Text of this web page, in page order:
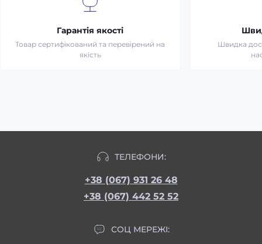
Гарантія якості
Товар сертифікований та перевірений на
якість
Швидка
ТЕЛЕФОНИ:
+38 (067) 931 26 48
+38 (067) 442 52 52
СОЦ МЕРЕЖІ: